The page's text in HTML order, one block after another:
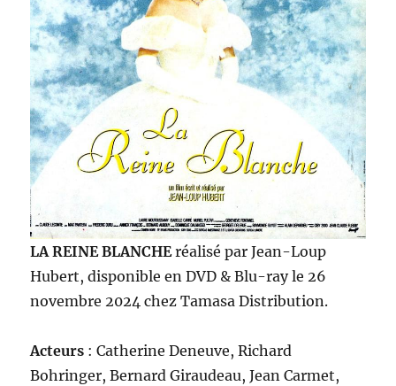
LA REINE BLANCHEréalisé par Jean-Loup
Hubert, disponible en DVD & Blu-ray le 26
novembre 2024 chez Tamasa Distribution.
Acteurs : Catherine Deneuve, Richard
Bohringer, Bernard Giraudeau, Jean Carmet,